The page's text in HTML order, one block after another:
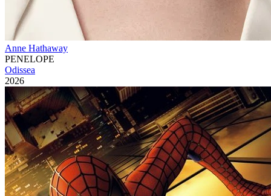
Anne Hathaway
PENELOPE
Odissea
2026